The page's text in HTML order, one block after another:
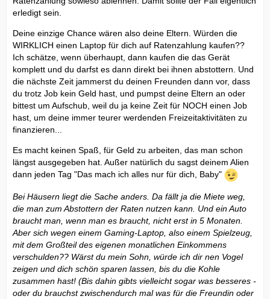
erledigt sein.
Deine einzige Chance wären also deine Eltern. Würden die
WIRKLICH einen Laptop für dich auf Ratenzahlung kaufen??
Ich schätze, wenn überhaupt, dann kaufen die das Gerät
komplett und du darfst es dann direkt bei ihnen abstottern. Und
die nächste Zeit jammerst du deinen Freunden dann vor, dass
du trotz Job kein Geld hast, und pumpst deine Eltern an oder
bittest um Aufschub, weil du ja keine Zeit für NOCH einen Job
hast, um deine immer teurer werdenden Freizeitaktivitäten zu
finanzieren...
Es macht keinen Spaß, für Geld zu arbeiten, das man schon
längst ausgegeben hat. Außer natürlich du sagst deinem Alien
dann jeden Tag "Das mach ich alles nur für dich, Baby"
Bei Häusern liegt die Sache anders. Da fällt ja die Miete weg,
die man zum Abstottern der Raten nutzen kann. Und ein Auto
braucht man, wenn man es braucht, nicht erst in 5 Monaten.
Aber sich wegen einem Gaming-Laptop, also einem Spielzeug,
mit dem Großteil des eigenen monatlichen Einkommens
verschulden?? Wärst du mein Sohn, würde ich dir nen Vogel
zeigen und dich schön sparen lassen, bis du die Kohle
zusammen hast! (Bis dahin gibts vielleicht sogar was besseres -
oder du brauchst zwischendurch mal was für die Freundin oder